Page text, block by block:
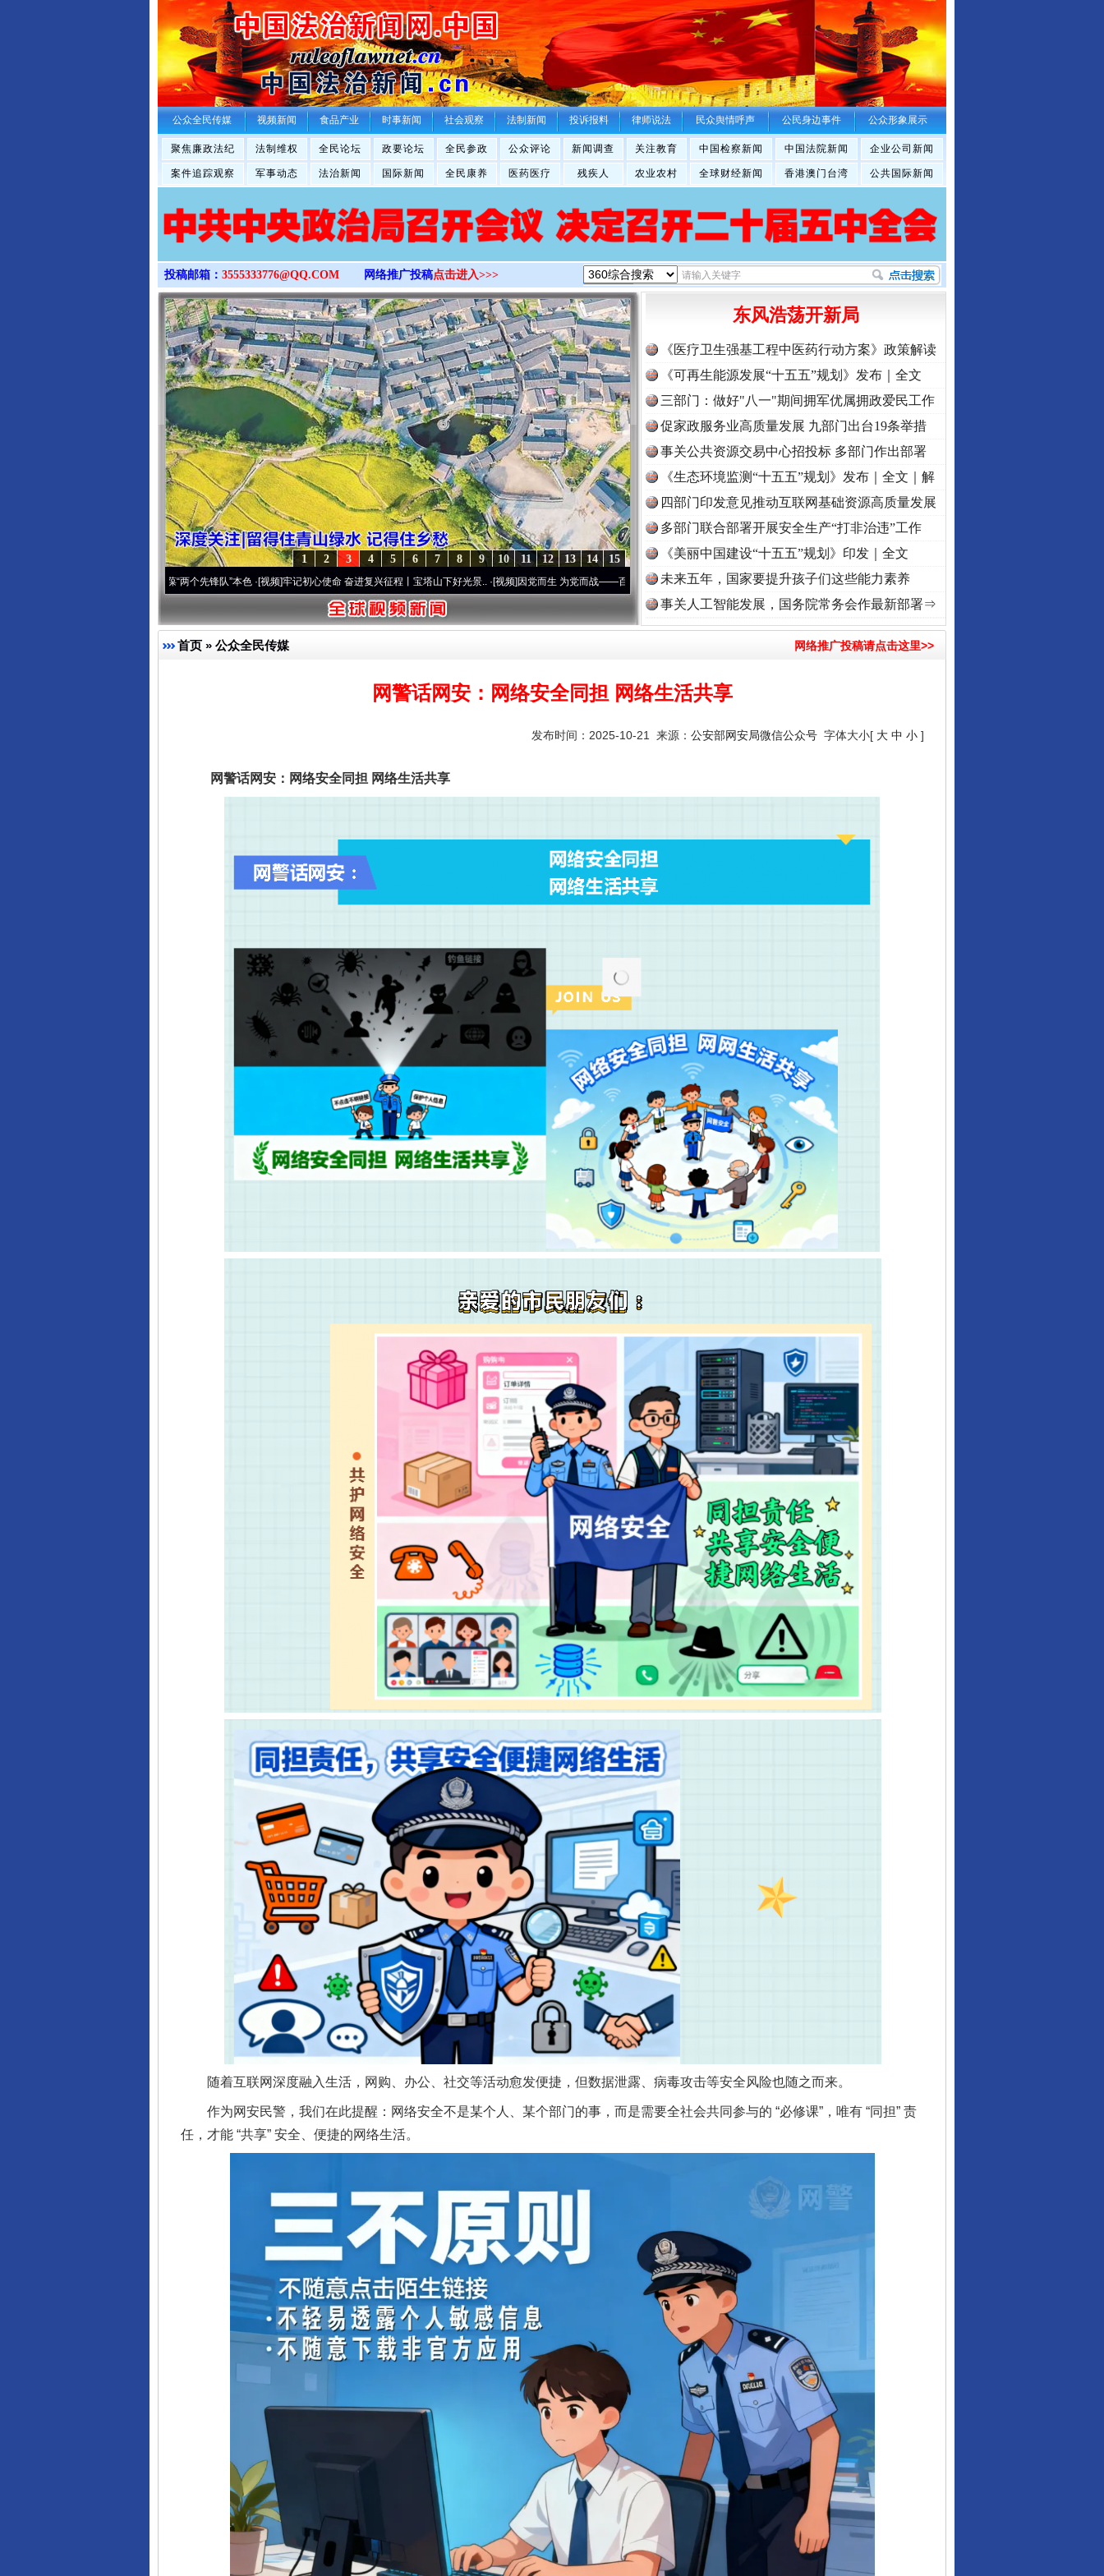
>
公众全民传媒 视频新闻 食品产业 时事新闻 社会观察 法制新闻 投诉报料 律师说法 民众舆情呼声 公民身边事件 公众形象展示
聚焦廉政法纪 法制维权 全民论坛 政要论坛 全民参政 公众评论 新闻调查 关注教育 中国检察新闻 中国法院新闻 企业公司新闻
案件追踪观察 军事动态 法治新闻 国际新闻 全民康养 医药医疗 残疾人 农业农村 全球财经新闻 香港澳门台湾 公共国际新闻
投稿邮箱： 3555333776@QQ.COM 网络推广投稿点击进入>>>
15
14
13
12
11
10
9
8
7
6
5
4
3
2
1
永葆“两个先锋队”本色·[视频]牢记初心使命 奋进复兴征程丨宝塔山下好光景.. ·[视频]因党而生 为党而战——百年“纪”事⑧加强纪律.. ·[视频]牢记初心使命 奋进复兴征程丨“转折之城”激荡..·[视频]牢记初心使命 奋进复兴征程丨红船起航处 潮起
东风浩荡开新局
《医疗卫生强基工程中医药行动方案》政策解读
《可再生能源发展“十五五”规划》发布｜全文
三部门：做好"八一"期间拥军优属拥政爱民工作
促家政服务业高质量发展 九部门出台19条举措
事关公共资源交易中心招投标 多部门作出部署
《生态环境监测“十五五”规划》发布｜全文｜解
读
四部门印发意见推动互联网基础资源高质量发展
多部门联合部署开展安全生产“打非治违”工作
《美丽中国建设“十五五”规划》印发｜全文
未来五年，国家要提升孩子们这些能力素养
事关人工智能发展，国务院常务会作最新部署⇒
首页 » 公众全民传媒 网络推广投稿请点击这里>>
网警话网安：网络安全同担 网络生活共享
发布时间：2025-10-21 来源： 公安部网安局微信公众号 字体大小[ 大 中 小 ]
网警话网安：网络安全同担 网络生活共享
随着互联网深度融入生活，网购、办公、社交等活动愈发便捷，但数据泄露、病毒攻击等安全风险也随之而来。
作为网安民警，我们在此提醒：网络安全不是某个人、某个部门的事，而是需要全社会共同参与的 “必修课”，唯有 “同担” 责
任，才能 “共享” 安全、便捷的网络生活。